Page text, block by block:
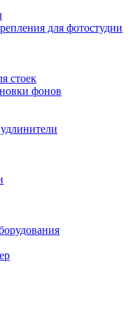
для фотостудии
стоек
фонов